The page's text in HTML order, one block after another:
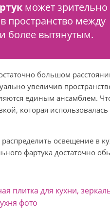
может зрительно
пространство между
вытянутым.
большом
увеличив
единым ансамблем.
которая
распределить освещение в
фартука достаточно